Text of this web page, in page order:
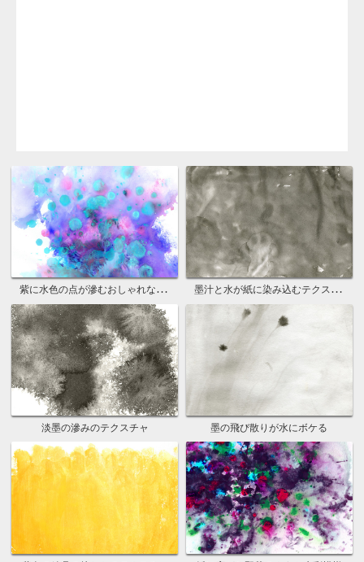
紫に水色の点が滲むおしゃれな水彩模様 墨汁と水が紙に染み込むテクスチャ
淡墨の滲みのテクスチャ 墨の飛び散りが水にボケる